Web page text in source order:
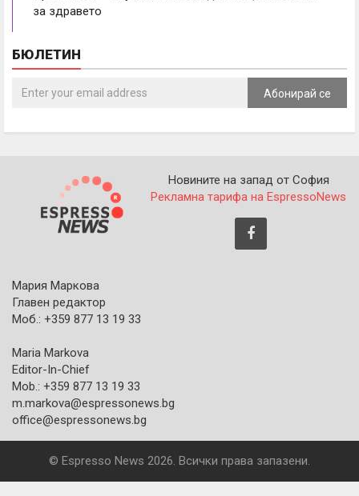
за здравето
БЮЛЕТИН
Абонирай се
Новините на запад от София
Рекламна тарифа на EspressoNews
Мария Маркова
Главен редактор
Моб.: +359 877 13 19 33
Maria Markova
Editor-In-Chief
Mob.: +359 877 13 19 33
m.markova@espressonews.bg
office@espressonews.bg
© Espresso News 2026. Всички права запазени.